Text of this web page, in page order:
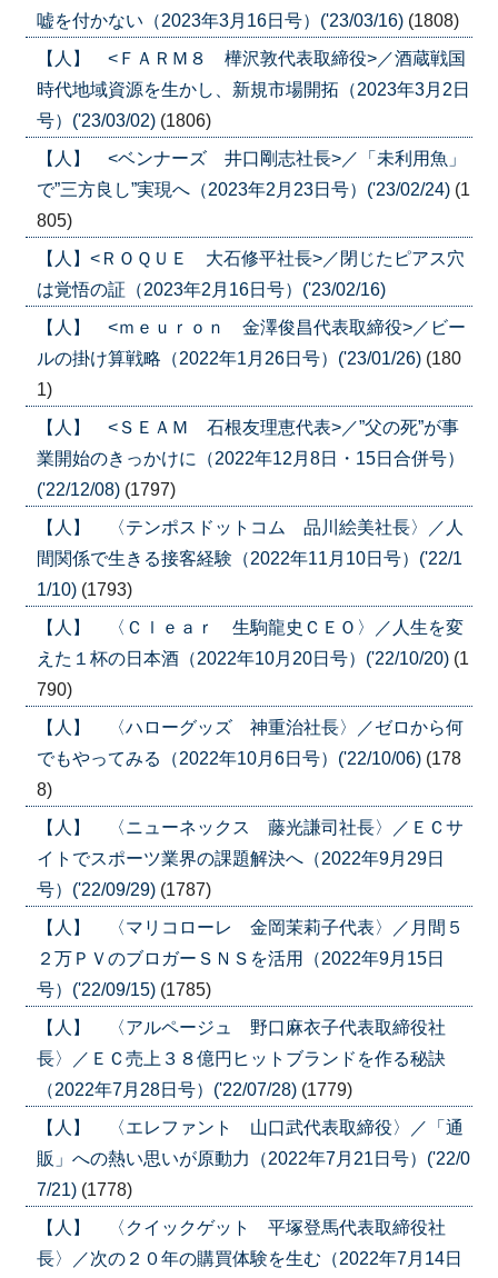
嘘を付かない（2023年3月16日号）('23/03/16) (1808)
【人】 <ＦＡＲＭ８ 樺沢敦代表取締役>／酒蔵戦国
時代地域資源を生かし、新規市場開拓（2023年3月2日
号）('23/03/02) (1806)
【人】 <ベンナーズ 井口剛志社長>／「未利用魚」
で”三方良し”実現へ（2023年2月23日号）('23/02/24) (1
805)
【人】<ＲＯＱＵＥ 大石修平社長>／閉じたピアス穴
は覚悟の証（2023年2月16日号）('23/02/16)
【人】 <ｍｅｕｒｏｎ 金澤俊昌代表取締役>／ビー
ルの掛け算戦略（2022年1月26日号）('23/01/26) (180
1)
【人】 <ＳＥＡＭ 石根友理恵代表>／”父の死”が事
業開始のきっかけに（2022年12月8日・15日合併号）
('22/12/08) (1797)
【人】 〈テンポスドットコム 品川絵美社長〉／人
間関係で生きる接客経験（2022年11月10日号）('22/1
1/10) (1793)
【人】 〈Ｃｌｅａｒ 生駒龍史ＣＥＯ〉／人生を変
えた１杯の日本酒（2022年10月20日号）('22/10/20) (1
790)
【人】 〈ハローグッズ 神重治社長〉／ゼロから何
でもやってみる（2022年10月6日号）('22/10/06) (178
8)
【人】 〈ニューネックス 藤光謙司社長〉／ＥＣサ
イトでスポーツ業界の課題解決へ（2022年9月29日
号）('22/09/29) (1787)
【人】 〈マリコローレ 金岡茉莉子代表〉／月間５
２万ＰＶのブロガーＳＮＳを活用（2022年9月15日
号）('22/09/15) (1785)
【人】 〈アルページュ 野口麻衣子代表取締役社
長〉／ＥＣ売上３８億円ヒットブランドを作る秘訣
（2022年7月28日号）('22/07/28) (1779)
【人】 〈エレファント 山口武代表取締役〉／「通
販」への熱い思いが原動力（2022年7月21日号）('22/0
7/21) (1778)
【人】 〈クイックゲット 平塚登馬代表取締役社
長〉／次の２０年の購買体験を生む（2022年7月14日